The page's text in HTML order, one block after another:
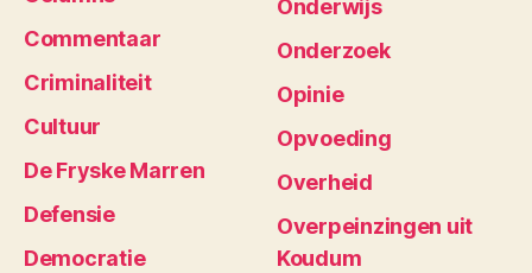
Commentaar
Criminaliteit
Cultuur
De Fryske Marren
Defensie
Democratie
Onderwijs
Onderzoek
Opinie
Opvoeding
Overheid
Overpeinzingen uit
Koudum